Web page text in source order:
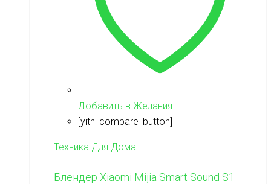
Добавить в Желания
[yith_compare_button]
Техника Для Дома
Блендер Xiaomi Mijia Smart Sound S1